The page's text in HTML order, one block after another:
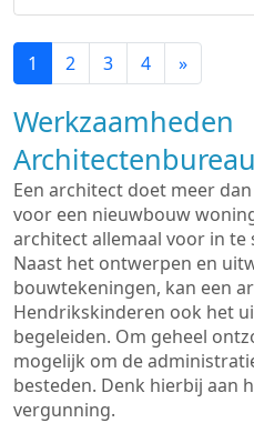
1 2 3 4 »
Werkzaamheden
Architectenbureau
Een architect doet meer
voor een nieuwbouw
architect allemaal voor in te
Naast het ontwerpen en
bouwtekeningen, kan een
Hendrikskinderen ook het
begeleiden. Om geheel
mogelijk om de
besteden. Denk hierbij aan
vergunning.